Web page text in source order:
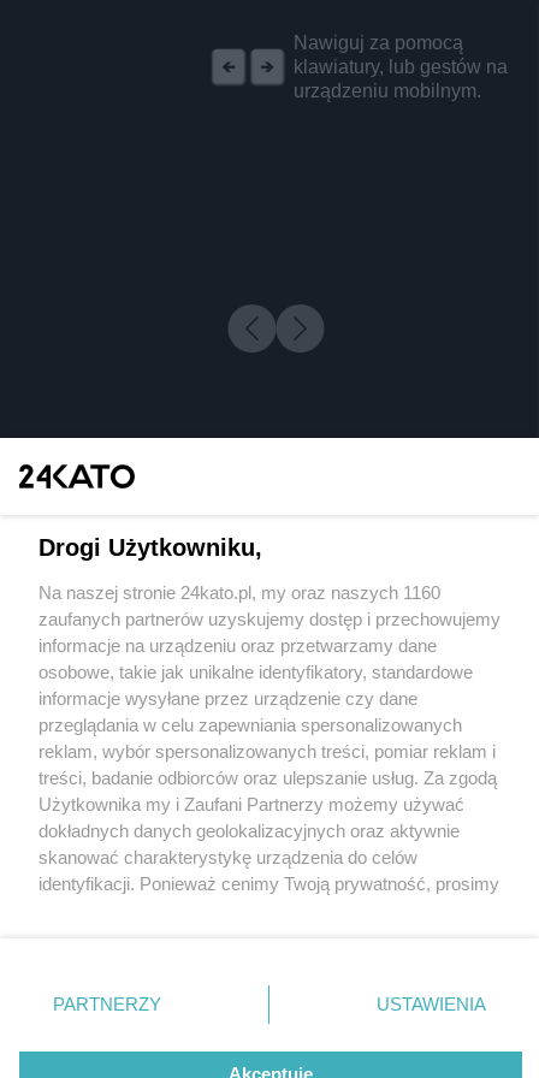
Nawiguj za pomocą
klawiatury, lub gestów na
urządzeniu mobilnym.
2 / 0
Wydawca mediów lokalnych
Nie zapomnij
zapoznać się z:
polityką prywatności regulamin korzystania z portali
Twojemiasto
Piekary Śląskie
Chorzów
Tarnowskie Góry
Gliwice
Skontakuj sięz nami
Kontakt
Wydawca
Redakcja
Drogi Użytkowniku,
Na naszej stronie 24kato.pl, my oraz naszych 1160
zaufanych partnerów uzyskujemy dostęp i przechowujemy
informacje na urządzeniu oraz przetwarzamy dane
osobowe, takie jak unikalne identyfikatory, standardowe
informacje wysyłane przez urządzenie czy dane
przeglądania w celu zapewniania spersonalizowanych
reklam, wybór spersonalizowanych treści, pomiar reklam i
treści, badanie odbiorców oraz ulepszanie usług. Za zgodą
Użytkownika my i Zaufani Partnerzy możemy używać
dokładnych danych geolokalizacyjnych oraz aktywnie
skanować charakterystykę urządzenia do celów
identyfikacji. Ponieważ cenimy Twoją prywatność, prosimy
prywatności znajdujący się w lewym dolnym rogu strony
. Niektóre rodzaje przetwarzania danych nie wymagają
zgody użytkownika, ale masz prawo sprzeciwić się
takiemu przetwarzaniu. Preferencje będą miały
PARTNERZY USTAWIENIA
Akceptuję